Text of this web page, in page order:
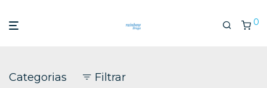
0
Categorias Filtrar